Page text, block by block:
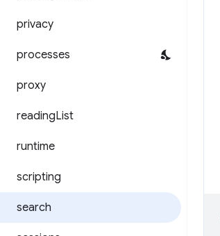
privacy
processes
proxy
readingList
runtime
scripting
search